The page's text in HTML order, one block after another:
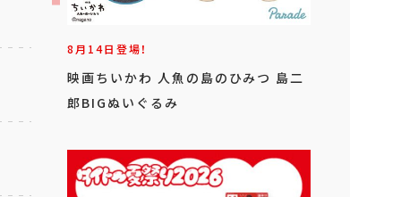
8月14日登場！
映画ちいかわ 人魚の島のひみつ 島二
郎BIGぬいぐるみ